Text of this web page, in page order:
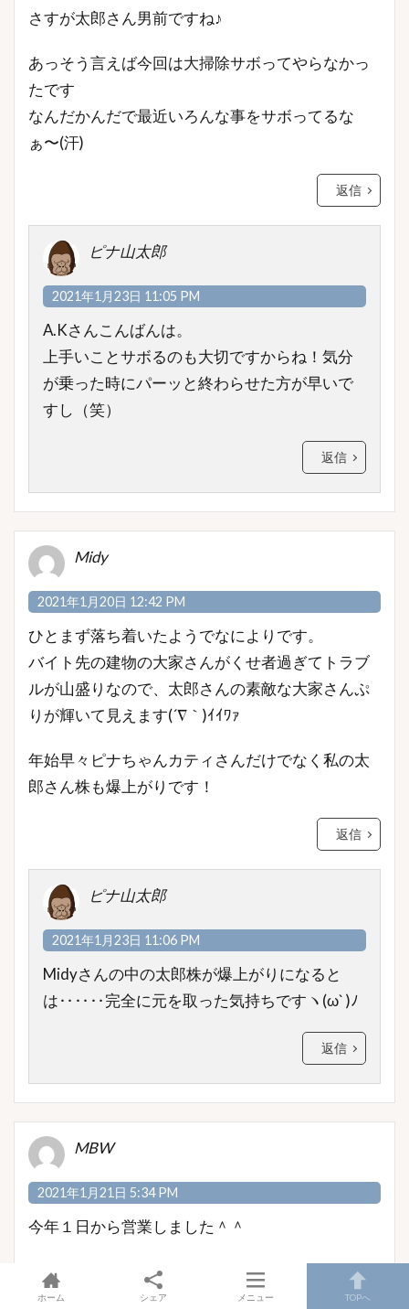
さすが太郎さん男前ですね♪
あっそう言えば今回は大掃除サボってやらなかっ
たです
なんだかんだで最近いろんな事をサボってるな
ぁ〜(汗)
返信
ピナ山太郎
2021年1月23日 11:05 PM
A.Kさんこんばんは。
上手いことサボるのも大切ですからね！気分
が乗った時にパーッと終わらせた方が早いで
すし（笑）
返信
Midy
2021年1月20日 12:42 PM
ひとまず落ち着いたようでなによりです。
バイト先の建物の大家さんがくせ者過ぎてトラブ
ルが山盛りなので、太郎さんの素敵な大家さんぷ
りが輝いて見えます(´∇｀)ｲｲﾜｧ
年始早々ピナちゃんカティさんだけでなく私の太
郎さん株も爆上がりです！
返信
ピナ山太郎
2021年1月23日 11:06 PM
Midyさんの中の太郎株が爆上がりになると
は‥‥‥完全に元を取った気持ちですヽ(ω` )ﾉ
返信
MBW
2021年1月21日 5:34 PM
今年１日から営業しました＾＾
時短要請で３時間の営業でしたｗ
ホーム シェア メニュー TOPへ